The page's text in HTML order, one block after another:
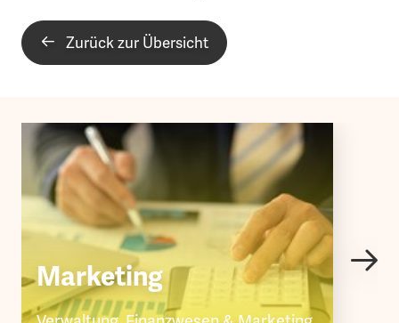
Zurück zur Übersicht
Marketing